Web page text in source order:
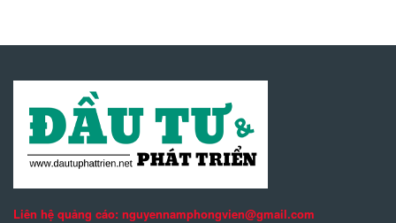
Liên hệ quảng cáo: nguyennamphongvien@gmail.com